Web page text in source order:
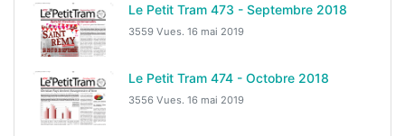
Le Petit Tram 473 - Septembre 2018
3559 Vues. 16 mai 2019
Le Petit Tram 474 - Octobre 2018
3556 Vues. 16 mai 2019